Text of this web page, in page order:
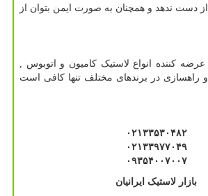
از دست ندهد و همچنان به صورت ایمن بتوان از
عرضه کننده انواع لاستیک کامیون و اتوبوس ,
و راهسازی در برندهای مختلف تنها کافی است
۰۲۱۳۳۵۳۰۴۸۲
۰۲۱۳۳۹۷۷۰۴۹
۰۹۳۵۴۰۰۷۰۰۷
بازار لاستیک ایرانیان